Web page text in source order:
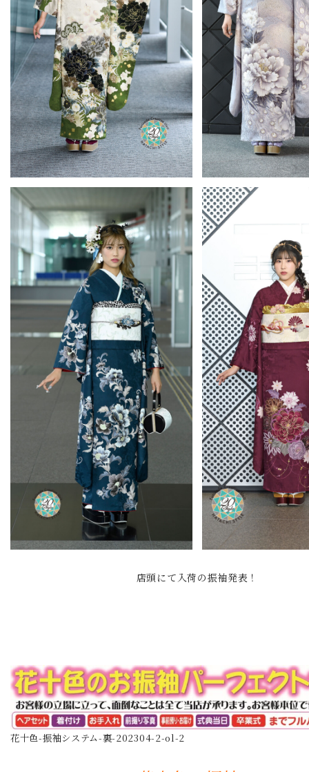
店頭にて入荷の振袖発表！
花十色-振袖システム-裏-202304-2-ol-2